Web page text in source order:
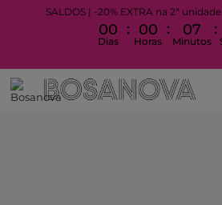
SALDOS | -20% EXTRA na 2ª
00
Dias
: 00
Horas
: 07
Minutos
: